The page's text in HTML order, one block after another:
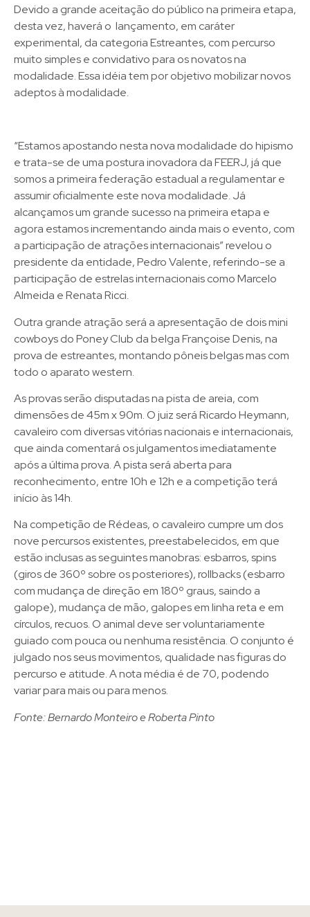
Devido a grande aceitação do público na primeira etapa,
desta vez, haverá o lançamento, em caráter
experimental, da categoria Estreantes, com percurso
muito simples e convidativo para os novatos na
modalidade. Essa idéia tem por objetivo mobilizar novos
adeptos à modalidade.
“Estamos apostando nesta nova modalidade do hipismo
e trata-se de uma postura inovadora da FEERJ, já que
somos a primeira federação estadual a regulamentar e
assumir oficialmente este nova modalidade. Já
alcançamos um grande sucesso na primeira etapa e
agora estamos incrementando ainda mais o evento, com
a participação de atrações internacionais” revelou o
presidente da entidade, Pedro Valente, referindo-se a
participação de estrelas internacionais como Marcelo
Almeida e Renata Ricci.
Outra grande atração será a apresentação de dois mini
cowboys do Poney Club da belga Françoise Denis, na
prova de estreantes, montando pôneis belgas mas com
todo o aparato western.
As provas serão disputadas na pista de areia, com
dimensões de 45m x 90m. O juiz será Ricardo Heymann,
cavaleiro com diversas vitórias nacionais e internacionais,
que ainda comentará os julgamentos imediatamente
após a última prova. A pista será aberta para
reconhecimento, entre 10h e 12h e a competição terá
início às 14h.
Na competição de Rédeas, o cavaleiro cumpre um dos
nove percursos existentes, preestabelecidos, em que
estão inclusas as seguintes manobras: esbarros, spins
(giros de 360º sobre os posteriores), rollbacks (esbarro
com mudança de direção em 180º graus, saindo a
galope), mudança de mão, galopes em linha reta e em
círculos, recuos. O animal deve ser voluntariamente
guiado com pouca ou nenhuma resistência. O conjunto é
julgado nos seus movimentos, qualidade nas figuras do
percurso e atitude. A nota média é de 70, podendo
variar para mais ou para menos.
Fonte: Bernardo Monteiro e Roberta Pinto